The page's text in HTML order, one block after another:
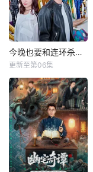
今晚也要和连环杀手约会
更新至第06集